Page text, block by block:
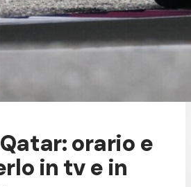
Qatar: orario e
in tv e in